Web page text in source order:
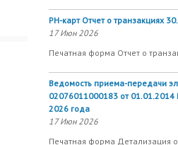
РН-карт Отчет о транзакциях
17 Июн 2026
Печатная форма Отчет о
Ведомость приема-передачи
02076011000183 от
2026 года
17 Июн 2026
Печатная форма Детализация